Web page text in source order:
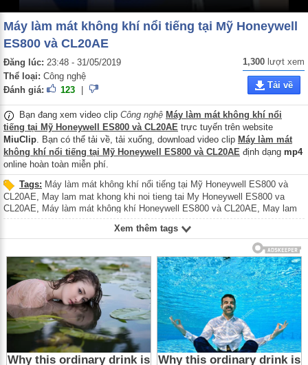
Máy làm mát không khí nổi tiếng tại Mỹ Honeywell
ES800 và CL20AE
Đăng lúc: 23:48 - 31/05/2019
Thể loại: Công nghệ
Đánh giá:
123
1,300 lượt xem
Tải về
Bạn đang xem video clip Công nghệ Máy làm mát không khí nổi
tiếng tại Mỹ Honeywell ES800 và CL20AE trực tuyến trên website
MiuClip. Bạn có thể tải về, tải xuống, download video clip Máy làm mát
không khí nổi tiếng tại Mỹ Honeywell ES800 và CL20AE định dạng mp4
online hoàn toàn miễn phí.
Tags: Máy làm mát không khí nổi tiếng tại Mỹ Honeywell ES800 và
CL20AE
May lam mat khong khi noi tieng tai My Honeywell ES800 va
CL20AE
Máy làm mát không khí Honeywell ES800 và CL20AE
May lam
mat khong khi Honeywell ES800 va CL20AE,Quạt điều hòa Honeywell
Quat dieu hoa Honeywell ES800 va CL20AE
Xem thêm tags